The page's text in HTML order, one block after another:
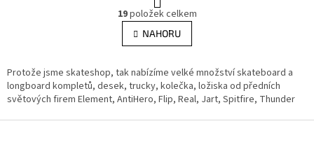
O
v
l
á
a
c
í
r
á
n
k
v
á
n
í
19položek celkem
NAHORU
Protože jsme skateshop, tak nabízíme velké množství skateboard a
longboard kompletů, desek, trucky, kolečka, ložiska od předních
světových firem Element, AntiHero, Flip, Real, Jart, Spitfire, Thunder